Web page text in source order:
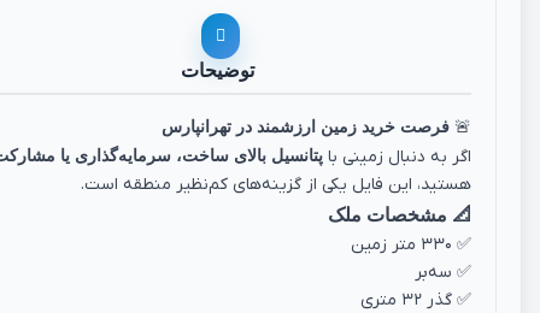
توضیحات
🚨 فرصت خرید زمین ارزشمند در تهرانپارس
اگر به دنبال زمینی با پتانسیل بالای ساخت، سرمایه‌گذاری یا
هستید، این فایل یکی از گزینه‌های کم‌نظیر منطقه است.
📐 مشخصات ملک
✅ ۳۳۰ متر زمین
✅ سه‌بر
✅ گذر ۳۲ متری